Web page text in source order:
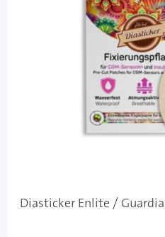
Diasticker Enlite /